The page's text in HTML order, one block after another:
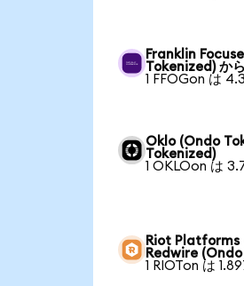
Franklin
Tokenized) か
1 FFOGon は
Oklo (Ondo
Tokenized)
1 OKLOon は
Riot Platforms
Redwire
1 RIOTon は